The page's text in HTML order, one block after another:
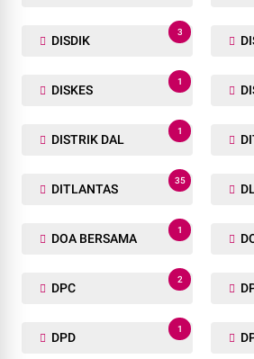
DISDIK
3
DISKES
1
DISTRIK DAL
1
DITLANTAS
35
DOA BERSAMA
1
DPC
2
DPD
1